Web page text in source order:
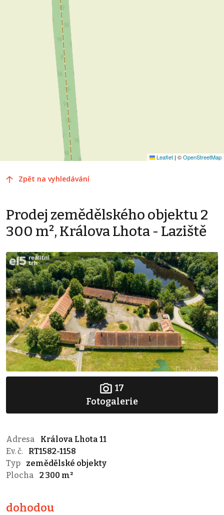
Leaflet | ©OpenStreetMap
Zpět na vyhledávání
Prodej zemědělského objektu 2
300 m², Králova Lhota - Laziště
17
Fotogalerie
Adresa
Králova Lhota 11
Ev. č.
RT1582-1158
Typ
zemědělské objekty
Plocha
2 300 m²
dohodou